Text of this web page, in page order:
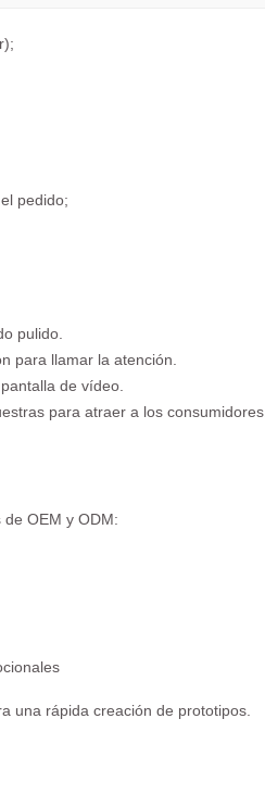
pedido;
pulido.
para llamar la atención.
de vídeo.
para atraer a los consumidores.
OEM y ODM:
una rápida creación de prototipos.